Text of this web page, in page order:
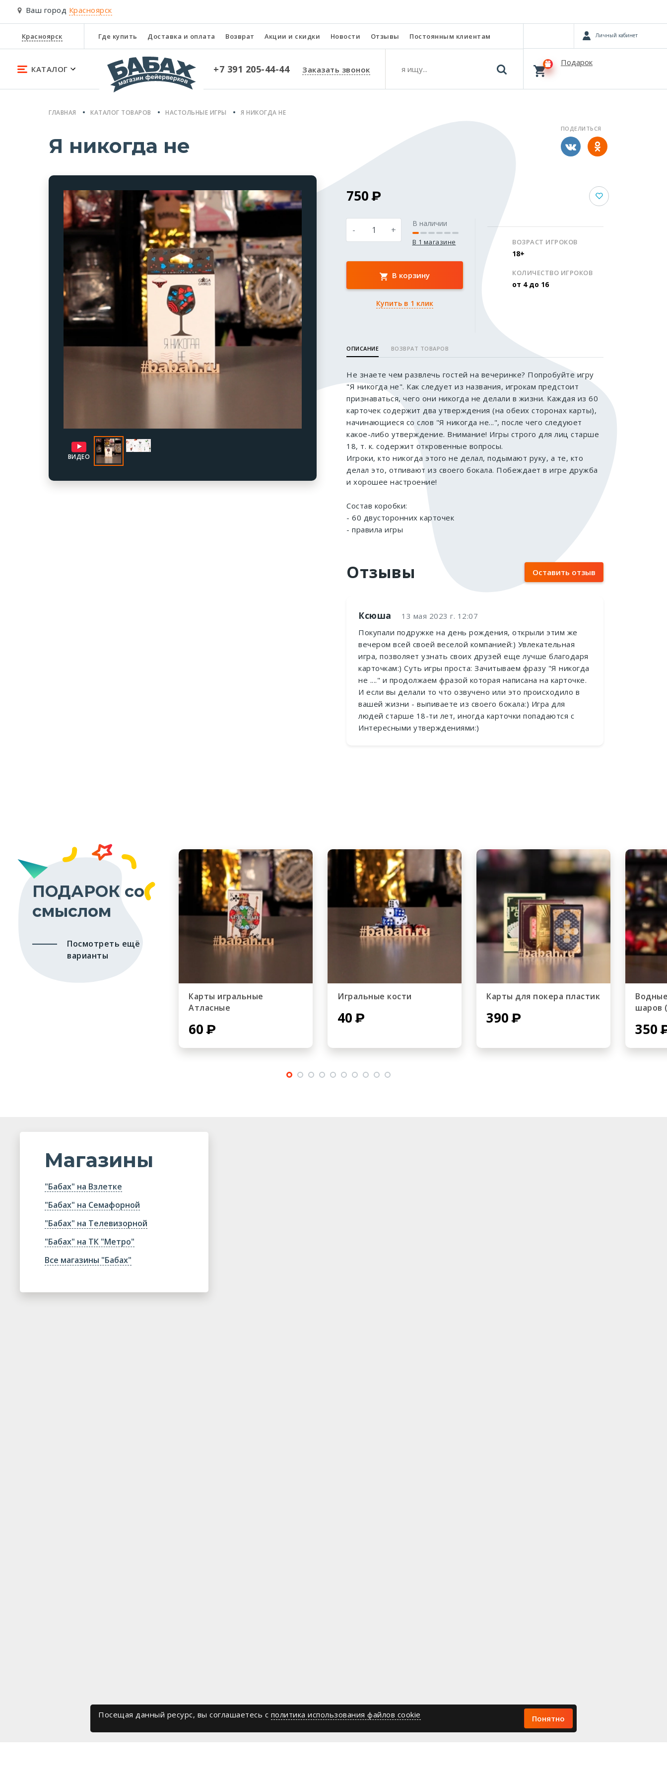
Ваш город Красноярск
Красноярск Где купить Доставка и оплата Возврат Акции и скидки Новости Отзывы Постоянным клиентам
КАТАЛОГ +7 391 205-44-44 Заказать звонок
Личный кабинет
Подарок
ГЛАВНАЯ КАТАЛОГ ТОВАРОВ НАСТОЛЬНЫЕ ИГРЫ Я НИКОГДА НЕ
Я никогда не
ПОДЕЛИТЬСЯ
ВИДЕО
750
- +
В наличии
В 1 магазине
В корзину
Купить в 1 клик
ВОЗРАСТ ИГРОКОВ
18+
КОЛИЧЕСТВО ИГРОКОВ
от 4 до 16
ОПИСАНИЕ ВОЗВРАТ ТОВАРОВ
Не знаете чем развлечь гостей на вечеринке? Попробуйте игру
"Я никогда не". Как следует из названия, игрокам предстоит
признаваться, чего они никогда не делали в жизни. Каждая из 60
карточек содержит два утверждения (на обеих сторонах карты),
начинающиеся со слов "Я никогда не...", после чего следуюет
какое-либо утверждение. Внимание! Игры строго для лиц старше
18, т. к. содержит откровенные вопросы.
Игроки, кто никогда этого не делал, подымают руку, а те, кто
делал это, отпивают из своего бокала. Побеждает в игре дружба
и хорошее настроение!
Состав коробки:
- 60 двусторонних карточек
- правила игры
Отзывы Оставить отзыв
Ксюша
13 мая 2023 г. 12:07
Покупали подружке на день рождения, открыли этим же
вечером всей своей веселой компанией:) Увлекательная
игра, позволяет узнать своих друзей еще лучше благодаря
карточкам:) Суть игры проста: Зачитываем фразу "Я никогда
не ...." и продолжаем фразой которая написана на карточке.
И если вы делали то что озвучено или это происходило в
вашей жизни - выпиваете из своего бокала:) Игра для
людей старше 18-ти лет, иногда карточки попадаются с
Интересными утверждениями:)
ПОДАРОК со
смыслом
Посмотреть ещё
варианты
Карты игральные
Атласные
60
Игральные кости
40
Карты для покера пластик
390
шаров
350
Магазины
"Бабах" на Взлетке
"Бабах" на Семафорной
"Бабах" на Телевизорной
"Бабах" на ТК "Метро"
Все магазины "Бабах"
Посещая данный ресурс, вы соглашаетесь c политика использования файлов cookie Понятно